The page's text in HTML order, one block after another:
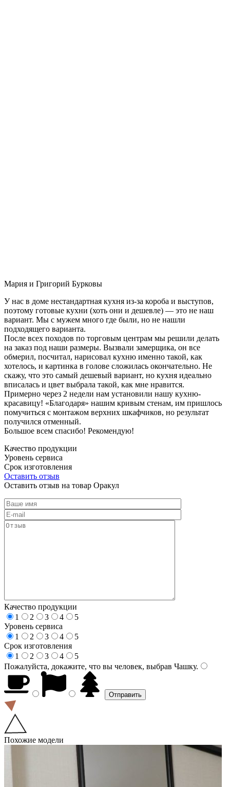
Мария и Григорий Бурковы
У нас в доме нестандартная кухня из-за короба и выступов,
поэтому готовые кухни (хоть они и дешевле) — это не наш
вариант. Мы с мужем много где были, но не нашли
подходящего варианта.
После всех походов по торговым центрам мы решили делать
на заказ под наши размеры. Вызвали замерщика, он все
обмерил, посчитал, нарисовал кухню именно такой, как
хотелось, и картинка в голове сложилась окончательно. Не
скажу, что это самый дешевый вариант, но кухня идеально
вписалась и цвет выбрала такой, как мне нравится.
Примерно через 2 недели нам установили нашу кухню-
красавицу! «Благодаря» нашим кривым стенам, им пришлось
помучиться с монтажом верхних шкафчиков, но результат
получился отменный.
Большое всем спасибо! Рекомендую!
Качество продукции
Уровень сервиса
Срок изготовления
Оставить отзыв
Оставить отзыв на товар Оракул
Качество продукции
1
2 3 4
5
Уровень сервиса
1
2 3 4
5
Срок изготовления
1
2 3 4
5
Пожалуйста, докажите, что вы человек, выбрав Чашку.
Похожие модели